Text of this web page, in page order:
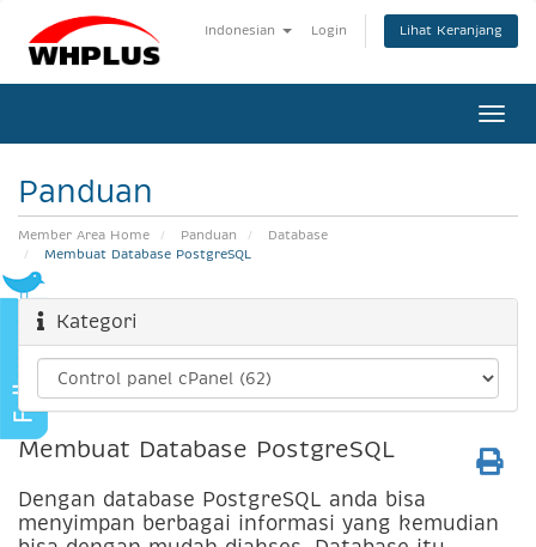
Indonesian Login Lihat Keranjang
Panduan
Member Area Home Panduan
Database
Membuat Database PostgreSQL
Kategori
Membuat Database PostgreSQL
Dengan database PostgreSQL anda bisa
menyimpan berbagai informasi yang kemudian